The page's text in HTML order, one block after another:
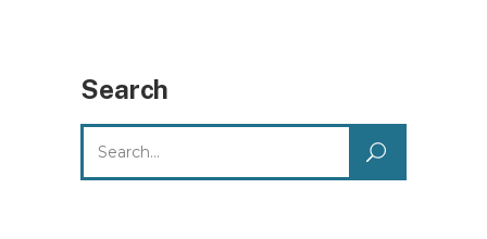
Search
Search
for: